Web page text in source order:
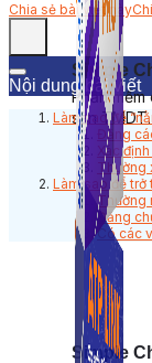
Simple
Phần
sàn TMDT.
Simple
Chia sẻ bài viết này
Nội dung bài viết
Làm sao để
Đăng
Xác
Thường
Làm sao để trở
Thường
Đăng
Có các